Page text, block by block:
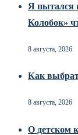
Я пытался
Колобок»
8 августа, 2026
Как
8 августа, 2026
О детском